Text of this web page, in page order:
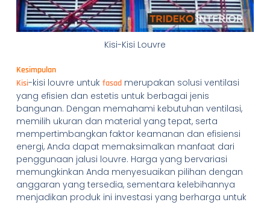
Kisi-Kisi Louvre
Kesimpulan
Kisi-kisi louvre untuk fasadmerupakan solusi ventilasi
yang efisien dan estetis untuk berbagai jenis
bangunan. Dengan memahami kebutuhan ventilasi,
memilih ukuran dan material yang tepat, serta
mempertimbangkan faktor keamanan dan efisiensi
energi, Anda dapat memaksimalkan manfaat dari
penggunaan jalusi louvre. Harga yang bervariasi
memungkinkan Anda menyesuaikan pilihan dengan
anggaran yang tersedia, sementara kelebihannya
menjadikan produk ini investasi yang berharga untuk